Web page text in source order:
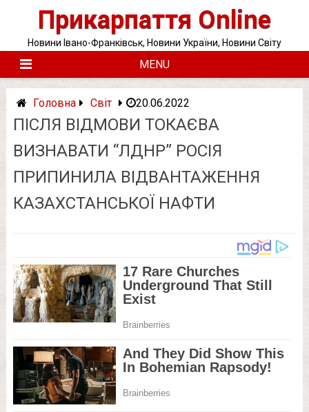
Прикарпаття Online
Новини Івано-Франківськ, Новини України, Новини Світу
MENU
Головна Світ 20.06.2022
ПІСЛЯ ВІДМОВИ ТОКАЄВА
ВИЗНАВАТИ “ЛДНР” РОСІЯ
ПРИПИНИЛА ВІДВАНТАЖЕННЯ
КАЗАХСТАНСЬКОЇ НАФТИ